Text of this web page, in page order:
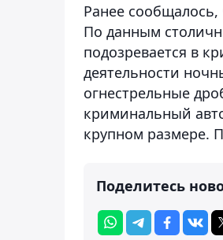
Ранее сообщалось,
По данным
подозревается в
деятельности
огнестрельные
криминальный
крупном размере.
Поделитесь